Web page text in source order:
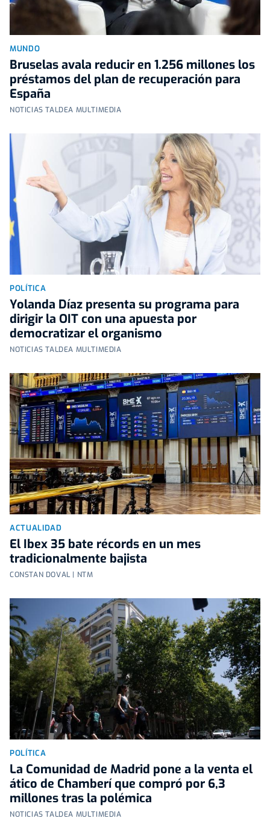
MUNDO
Bruselas avala reducir en 1.256 millones los
préstamos del plan de recuperación para
España
NOTICIAS TALDEA MULTIMEDIA
POLÍTICA
Yolanda Díaz presenta su programa para
dirigir la OIT con una apuesta por
democratizar el organismo
NOTICIAS TALDEA MULTIMEDIA
ACTUALIDAD
El Ibex 35 bate récords en un mes
tradicionalmente bajista
CONSTAN DOVAL | NTM
POLÍTICA
La Comunidad de Madrid pone a la venta el
ático de Chamberí que compró por 6,3
millones tras la polémica
NOTICIAS TALDEA MULTIMEDIA